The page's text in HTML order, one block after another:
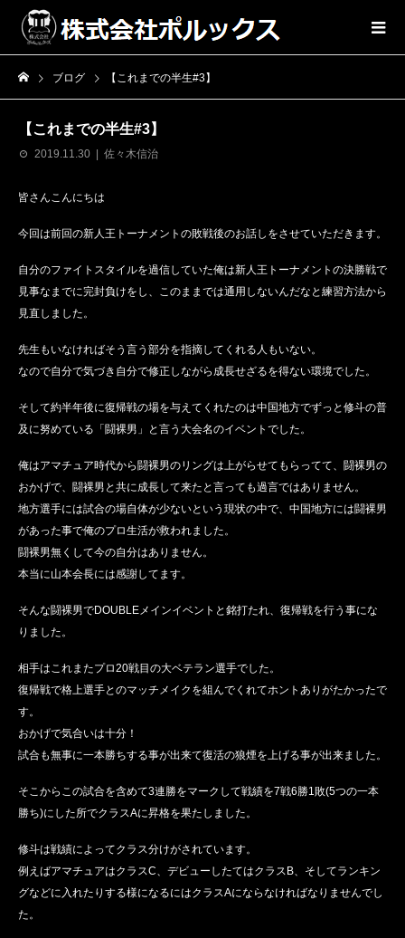
ブログ 【これまでの半生#3】
【これまでの半生#3】
2019.11.30 佐々木信治
皆さんこんにちは
今回は前回の新人王トーナメントの敗戦後のお話しをさせていただきます。
自分のファイトスタイルを過信していた俺は新人王トーナメントの決勝戦で
見事なまでに完封負けをし、このままでは通用しないんだなと練習方法から
見直しました。
先生もいなければそう言う部分を指摘してくれる人もいない。
なので自分で気づき自分で修正しながら成長せざるを得ない環境でした。
そして約半年後に復帰戦の場を与えてくれたのは中国地方でずっと修斗の普
及に努めている「闘裸男」と言う大会名のイベントでした。
俺はアマチュア時代から闘裸男のリングは上がらせてもらってて、闘裸男の
おかげで、闘裸男と共に成長して来たと言っても過言ではありません。
地方選手には試合の場自体が少ないという現状の中で、中国地方には闘裸男
があった事で俺のプロ生活が救われました。
闘裸男無くして今の自分はありません。
本当に山本会長には感謝してます。
そんな闘裸男でDOUBLEメインイベントと銘打たれ、復帰戦を行う事にな
りました。
相手はこれまたプロ20戦目の大ベテラン選手でした。
復帰戦で格上選手とのマッチメイクを組んでくれてホントありがたかったで
す。
おかげで気合いは十分！
試合も無事に一本勝ちする事が出来て復活の狼煙を上げる事が出来ました。
そこからこの試合を含めて3連勝をマークして戦績を7戦6勝1敗(5つの一本
勝ち)にした所でクラスAに昇格を果たしました。
修斗は戦績によってクラス分けがされています。
例えばアマチュアはクラスC、デビューしたてはクラスB、そしてランキン
グなどに入れたりする様になるにはクラスAにならなければなりませんでし
た。